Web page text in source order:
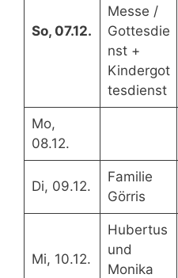
So, 07.12.
Messe /
Gottesdie
nst +
Kindergot
tesdienst
Mo,
08.12.
Di, 09.12.
Familie
Görris
Mi, 10.12.
Hubertus
und
Monika